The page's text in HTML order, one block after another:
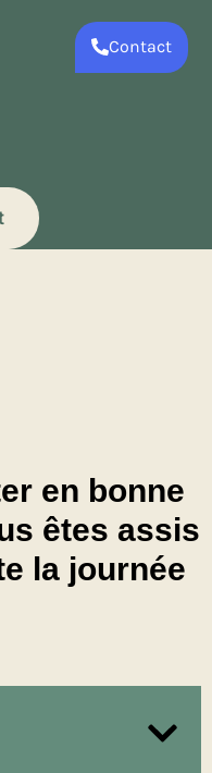
Contact
en bonne
êtes assis
la journée